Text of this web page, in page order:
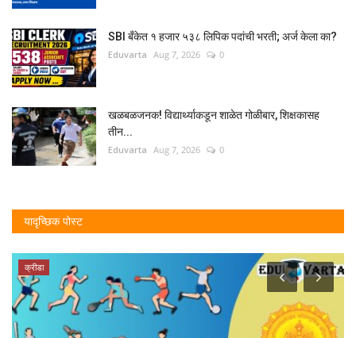
SBI बँकेत १ हजार ५३८ लिपिक पदांची भरती; अर्ज केला का?
Eduvarta Aug 7, 2026 0
खळबळजनक! विद्यार्थ्याकडून शाळेत गोळीबार, शिक्षकासह
तीन...
Eduvarta Aug 7, 2026 0
यादृच्छिक पोस्ट
क्रीडा